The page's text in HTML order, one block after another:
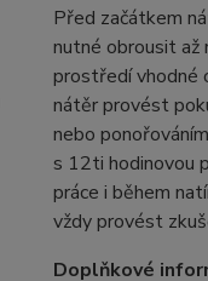
Před začátkem
nutné obrousit až
prostředí vhodné
nátěr provést
nebo
s 12ti hodinovou
práce i během
vždy provést
Doplňkové